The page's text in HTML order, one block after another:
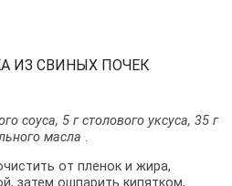
ИЗ СВИНЫХ ПОЧЕК
соуса, 5 г столового уксуса, 35 г
масла .
от пленок и жира,
затем ошпарить кипятком,